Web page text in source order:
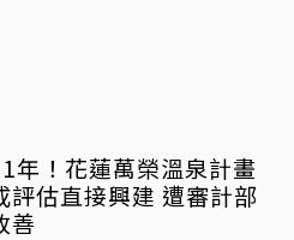
年！花蓮萬榮溫泉計畫
評估直接興建 遭審計部
善